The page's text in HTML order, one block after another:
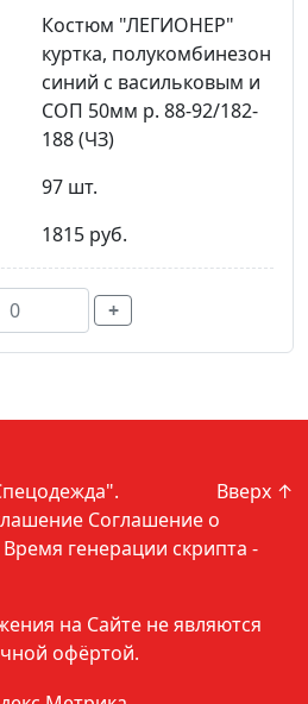
Костюм "ЛЕГИОНЕР"
куртка, полукомбинезон
синий с васильковым и
СОП 50мм р. 88-92/182-
188 (ЧЗ)
97 шт.
1815 руб.
+
Вверх ↑
Соглашение о
Время генерации скрипта -
на Сайте не являются
офёртой.